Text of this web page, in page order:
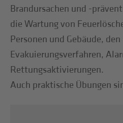
Brandursachen und -
die Wartung von
Personen und Gebäude,
Evakuierungsverfahren,
Rettungsaktivierungen.
Auch praktische Übungen